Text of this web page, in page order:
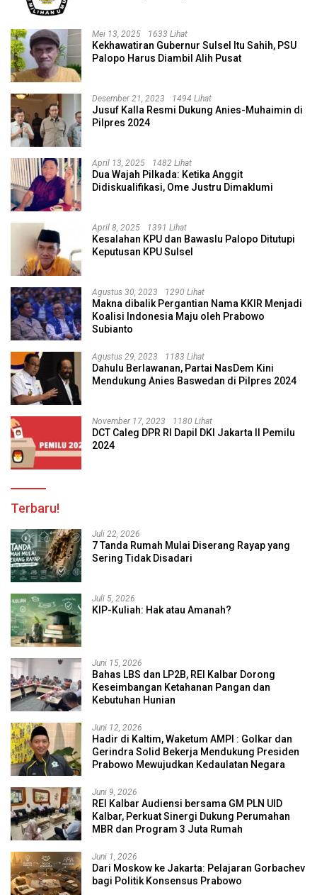
Mei 13, 2025 1633 Lihat
Kekhawatiran Gubernur Sulsel Itu Sahih, PSU
Palopo Harus Diambil Alih Pusat
Desember 21, 2023 1494 Lihat
Jusuf Kalla Resmi Dukung Anies-Muhaimin di
Pilpres 2024
April 13, 2025 1482 Lihat
Dua Wajah Pilkada: Ketika Anggit
Didiskualifikasi, Ome Justru Dimaklumi
April 8, 2025 1391 Lihat
Kesalahan KPU dan Bawaslu Palopo Ditutupi
Keputusan KPU Sulsel
Agustus 30, 2023 1290 Lihat
Makna dibalik Pergantian Nama KKIR Menjadi
Koalisi Indonesia Maju oleh Prabowo
Subianto
Agustus 29, 2023 1183 Lihat
Dahulu Berlawanan, Partai NasDem Kini
Mendukung Anies Baswedan di Pilpres 2024
November 17, 2023 1180 Lihat
DCT Caleg DPR RI Dapil DKI Jakarta II Pemilu
2024
Terbaru!
Juli 22, 2026
7 Tanda Rumah Mulai Diserang Rayap yang
Sering Tidak Disadari
Juli 5, 2026
KIP-Kuliah: Hak atau Amanah?
Juni 15, 2026
Bahas LBS dan LP2B, REI Kalbar Dorong
Keseimbangan Ketahanan Pangan dan
Kebutuhan Hunian
Juni 12, 2026
Hadir di Kaltim, Waketum AMPI : Golkar dan
Gerindra Solid Bekerja Mendukung Presiden
Prabowo Mewujudkan Kedaulatan Negara
Juni 9, 2026
REI Kalbar Audiensi bersama GM PLN UID
Kalbar, Perkuat Sinergi Dukung Perumahan
MBR dan Program 3 Juta Rumah
Juni 1, 2026
Dari Moskow ke Jakarta: Pelajaran Gorbachev
bagi Politik Konsensus Prabowo